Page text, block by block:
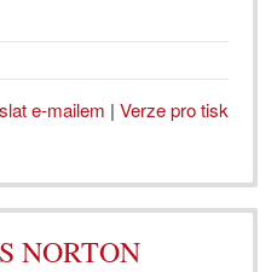
e-mailem | Verze pro tisk
NORTON